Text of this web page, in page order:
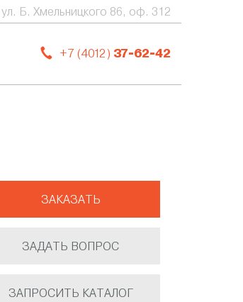
ул. Б. Хмельницкого 86, оф. 312
+7 (4012) 37-62-42
ЗАКАЗАТЬ
ЗАДАТЬ ВОПРОС
ЗАПРОСИТЬ КАТАЛОГ